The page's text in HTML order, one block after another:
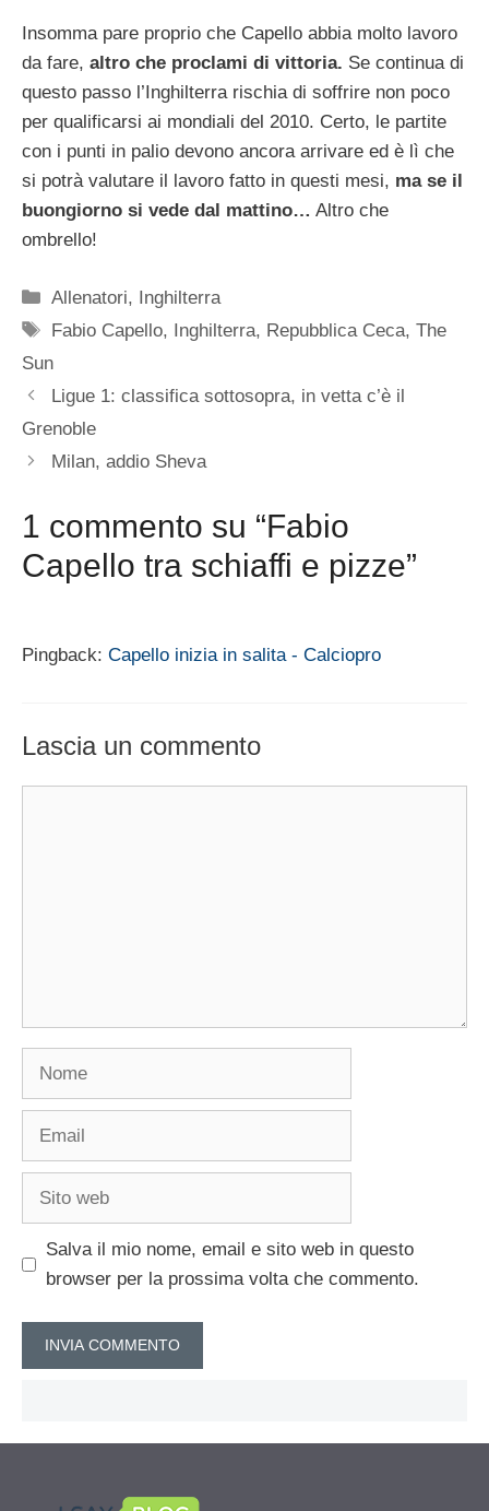
Insomma pare proprio che Capello abbia molto lavoro
da fare, altro che proclami di vittoria. Se continua di
questo passo l’Inghilterra rischia di soffrire non poco
per qualificarsi ai mondiali del 2010. Certo, le partite
con i punti in palio devono ancora arrivare ed è lì che
si potrà valutare il lavoro fatto in questi mesi, ma se il
buongiorno si vede dal mattino… Altro che
ombrello!
Categorie
Allenatori, Inghilterra
Tag
Fabio Capello, Inghilterra, Repubblica Ceca,The
Sun
Ligue 1: classifica sottosopra, in vetta c’è il
Grenoble
Milan, addio Sheva
1 commento su “Fabio
Capello tra schiaffi e pizze”
Pingback: Capello inizia in salita - Calciopro
Lascia un commento
Nome
Email
Sito
Salva il mio nome, email e sito web in questo
browser per la prossima volta che commento.